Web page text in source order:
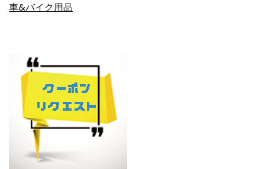
車&バイク用品